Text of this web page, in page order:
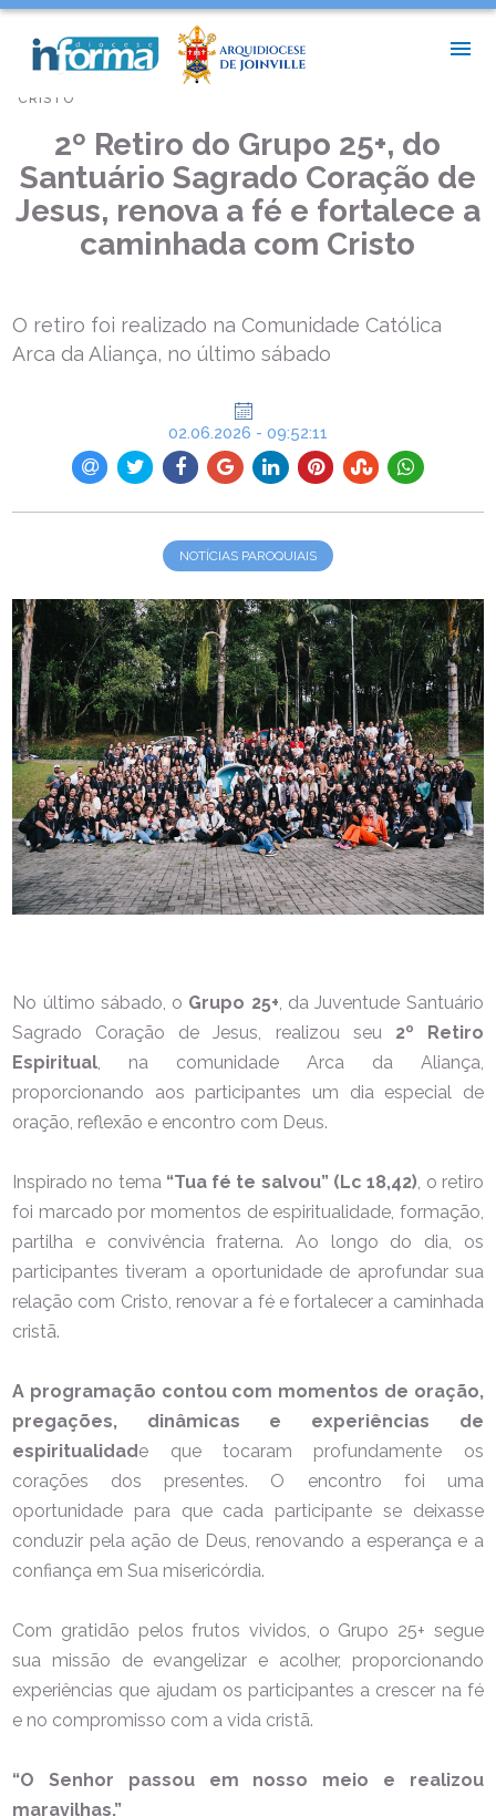
2º RETIRO DO GRUPO 25+, DO SANTUÁRIO SAGRADO CORAÇÃO
DE JESUS, RENOVA A FÉ E FORTALECE A CAMINHADA COM
CRISTO
2º Retiro do Grupo 25+, do
Santuário Sagrado Coração de
Jesus, renova a fé e fortalece a
caminhada com Cristo
O retiro foi realizado na Comunidade Católica
Arca da Aliança, no último sábado
02.06.2026 - 09:52:11
NOTÍCIAS PAROQUIAIS
No último sábado, o Grupo 25+ , da Juventude Santuário
Sagrado Coração de Jesus, realizou seu 2º Retiro
Espiritual , na comunidade Arca da Aliança,
proporcionando aos participantes um dia especial de
oração, reflexão e encontro com Deus.
Inspirado no tema “Tua fé te salvou” (Lc 18,42) , o retiro
foi marcado por momentos de espiritualidade, formação,
partilha e convivência fraterna. Ao longo do dia, os
participantes tiveram a oportunidade de aprofundar sua
relação com Cristo, renovar a fé e fortalecer a caminhada
cristã.
A programação contou com momentos de oração,
pregações, dinâmicas e experiências de
espiritualidade que tocaram profundamente os
corações dos presentes. O encontro foi uma
oportunidade para que cada participante se deixasse
conduzir pela ação de Deus, renovando a esperança e a
confiança em Sua misericórdia.
Com gratidão pelos frutos vividos, o Grupo 25+ segue
sua missão de evangelizar e acolher, proporcionando
experiências que ajudam os participantes a crescer na fé
e no compromisso com a vida cristã.
“O Senhor passou em nosso meio e realizou
maravilhas.”